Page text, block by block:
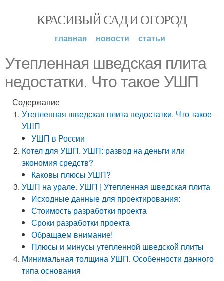
КРАСИВЫЙ САД И ОГОРОД
главная новости статьи
Утепленная шведская плита
недостатки. Что такое УШП
Содержание
Утепленная шведская плита недостатки. Что такое
УШП
УШП в России
Котел для УШП. УШП: развод на деньги или
экономия средств?
Каковы плюсы УШП?
УШП на урале. УШП | Утепленная шведская плита
Исходные данные для проектирования:
Стоимость разработки проекта
Сроки разработки проекта
Обращаем внимание!
Плюсы и минусы утепленной шведской плиты
Минимальная толщина УШП. Особенности данного
типа основания